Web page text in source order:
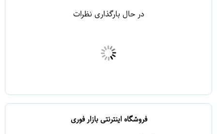
در حال بارگذاری نظرات
فروشگاه اینترنتی بازار فوری